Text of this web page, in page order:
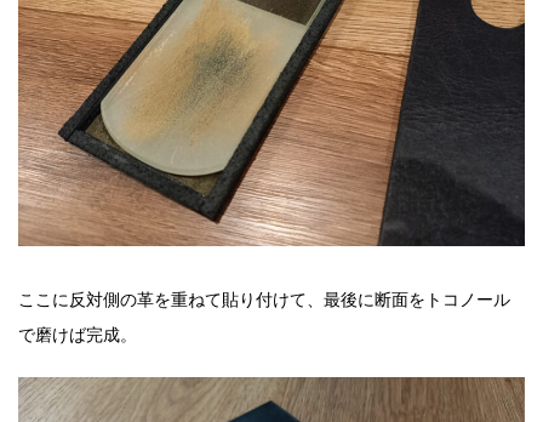
ここに反対側の革を重ねて貼り付けて、最後に断面をトコノール
で磨けば完成。